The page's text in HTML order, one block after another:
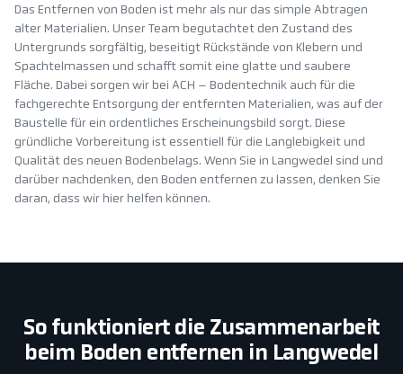
Das Entfernen von Boden ist mehr als nur das simple Abtragen
alter Materialien. Unser Team begutachtet den Zustand des
Untergrunds sorgfältig, beseitigt Rückstände von Klebern und
Spachtelmassen und schafft somit eine glatte und saubere
Fläche. Dabei sorgen wir bei ACH – Bodentechnik auch für die
fachgerechte Entsorgung der entfernten Materialien, was auf der
Baustelle für ein ordentliches Erscheinungsbild sorgt. Diese
gründliche Vorbereitung ist essentiell für die Langlebigkeit und
Qualität des neuen Bodenbelags. Wenn Sie in Langwedel sind und
darüber nachdenken, den Boden entfernen zu lassen, denken Sie
daran, dass wir hier helfen können.
So funktioniert die Zusammenarbeit
beim Boden entfernen in Langwedel